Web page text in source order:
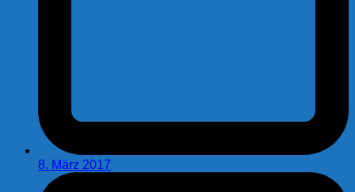
8. März 2017